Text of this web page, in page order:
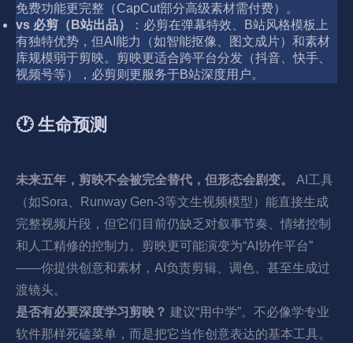
免费功能更完整（CapCut部分高级素材需付费）。
vs 必剪（B站出品）
：必剪在弹幕特效、B站风格模板上
有独特优势，但AI能力（如智能抠像、图文成片）和素材
库规模弱于剪映。剪映更适合跨平台分发（抖音、快手、
视频号等），必剪则更服务于B站深度用户。
🕐 生命预测
未来五年，剪映不会被完全替代，但形态会剧变。
AI工具
（如Sora、Runway Gen-3等文生视频模型）能直接生成
完整视频片段，但它们目前仍缺乏对叙事节奏、情绪控制
和人工精修的控制力。剪映更可能演变为“AI协作平台”
——你提供创意和素材，AI负责剪辑、调色、甚至生成过
渡镜头。
是否有必要深度学习剪映？ 建议“用中学”。不必像学专业
软件那样死磕菜单，而是把它当作创意表达的基本工具。